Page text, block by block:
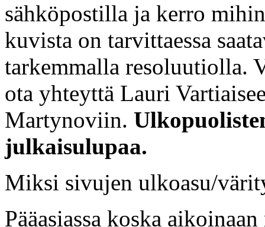
sähköpostilla ja kerro
kuvista on tarvittaessa
tarkemmalla resoluutiolla.
ota yhteyttä Lauri
Martynoviin.
julkaisulupaa.
Miksi sivujen ulkoasu/
Pääasiassa koska